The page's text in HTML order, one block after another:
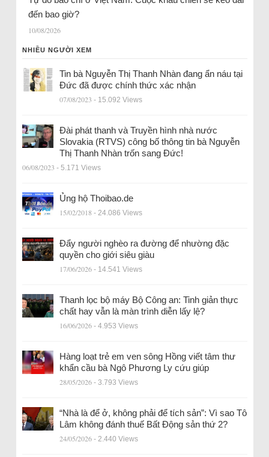
đến bao giờ?
10/08/2026
NHIỀU NGƯỜI XEM
Tin bà Nguyễn Thị Thanh Nhàn đang ẩn náu tại
Đức đã được chính thức xác nhận
07/08/2023 - 15.092 Views
Đài phát thanh và Truyền hình nhà nước
Slovakia (RTVS) công bố thông tin bà Nguyễn
Thị Thanh Nhàn trốn sang Đức!
06/08/2023 - 5.171 Views
Ủng hộ Thoibao.de
15/02/2018 - 24.086 Views
Đẩy người nghèo ra đường để nhường đặc
quyền cho giới siêu giàu
17/06/2026 - 14.541 Views
Thanh lọc bộ máy Bộ Công an: Tinh giản thực
chất hay vẫn là màn trình diễn lấy lệ?
16/06/2026 - 4.953 Views
Hàng loạt trẻ em ven sông Hồng viết tâm thư
khẩn cầu bà Ngô Phương Ly cứu giúp
28/05/2026 - 3.793 Views
“Nhà là để ở, không phải để tích sản”: Vì sao Tô
Lâm không đánh thuế Bất Động sản thứ 2?
24/05/2026 - 2.440 Views